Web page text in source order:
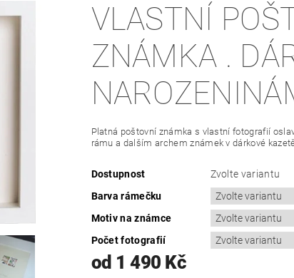
VLASTNÍ
ZNÁMKA .
Platná poštovní známka s vlastní fotografií
rámu a dalším archem známek v dárkové
Dostupnost
Zvolte variantu
Barva rámečku
Motiv na známce
Počet fotografií
od 1 490 Kč